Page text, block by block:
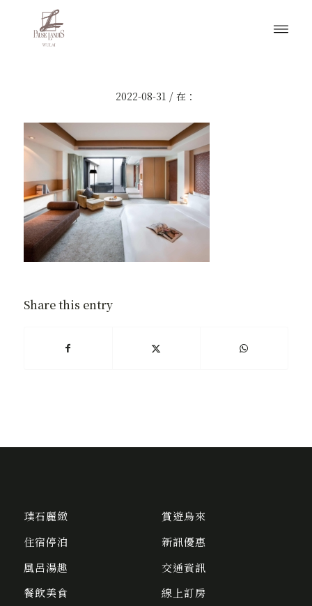
2022-08-31 / 在：
Share this entry
璞石麗緻
住宿停泊
風呂湯趣
餐飲美食
賞遊烏來
新訊優惠
交通資訊
線上訂房